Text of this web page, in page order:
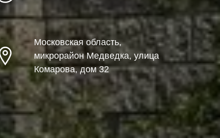
Московская область,
микрорайон Медведка, улица
Комарова, дом 32